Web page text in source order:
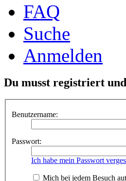
FAQ
Suche
Anmelden
Du musst registriert
Benutzername:
Passwort:
Ich habe mein Passwort
Mich bei jedem Besuch